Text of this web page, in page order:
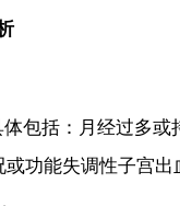
括：月经过多或
功能失调性子宫出